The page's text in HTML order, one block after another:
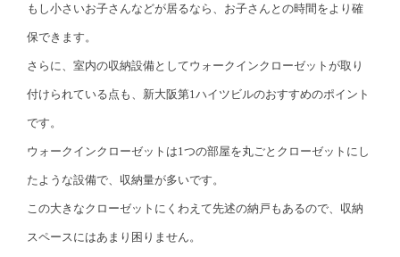
もし小さいお子さんなどが居るなら、お子さんとの時間をより確
保できます。
さらに、室内の収納設備としてウォークインクローゼットが取り
付けられている点も、新大阪第1ハイツビルのおすすめのポイント
です。
ウォークインクローゼットは1つの部屋を丸ごとクローゼットにし
たような設備で、収納量が多いです。
この大きなクローゼットにくわえて先述の納戸もあるので、収納
スペースにはあまり困りません。